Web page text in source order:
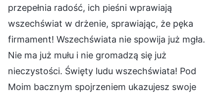
przepełnia radość, ich pieśni wprawiają
wszechświat w drżenie, sprawiając, że pęka
firmament! Wszechświata nie spowija już mgła.
Nie ma już mułu i nie gromadzą się już
nieczystości. Święty ludu wszechświata! Pod
Moim bacznym spojrzeniem ukazujesz swoje